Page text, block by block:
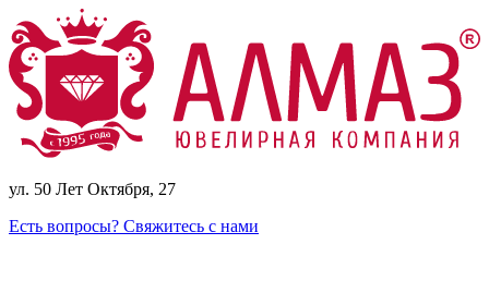
ул. 50 Лет Октября, 27
Есть вопросы? Свяжитесь с нами